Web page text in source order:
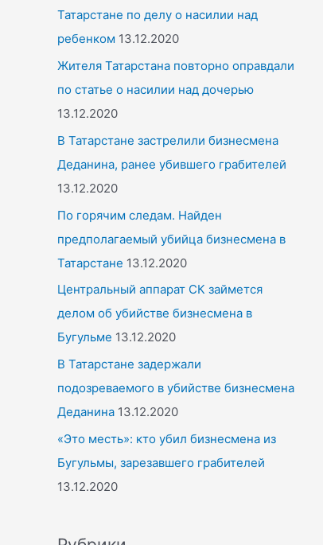
Татарстане по делу о насилии над
ребенком 13.12.2020
Жителя Татарстана повторно оправдали
по статье о насилии над дочерью
13.12.2020
В Татарстане застрелили бизнесмена
Деданина, ранее убившего грабителей
13.12.2020
По горячим следам. Найден
предполагаемый убийца бизнесмена в
Татарстане 13.12.2020
Центральный аппарат СК займется
делом об убийстве бизнесмена в
Бугульме 13.12.2020
В Татарстане задержали
подозреваемого в убийстве бизнесмена
Деданина 13.12.2020
«Это месть»: кто убил бизнесмена из
Бугульмы, зарезавшего грабителей
13.12.2020